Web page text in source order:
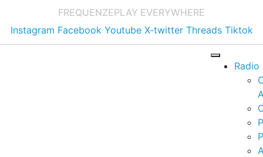
FREQUENZEPLAY EVERYWHERE
Instagram Facebook Youtube X-twitter Threads Tiktok
Radio